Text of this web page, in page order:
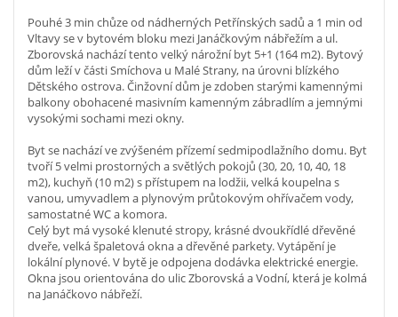
Pouhé 3 min chůze od nádherných Petřínských sadů a 1 min od
Vltavy se v bytovém bloku mezi Janáčkovým nábřežím a ul.
Zborovská nachází tento velký nárožní byt 5+1 (164 m2). Bytový
dům leží v části Smíchova u Malé Strany, na úrovni blízkého
Dětského ostrova. Činžovní dům je zdoben starými kamennými
balkony obohacené masivním kamenným zábradlím a jemnými
vysokými sochami mezi okny.
Byt se nachází ve zvýšeném přízemí sedmipodlažního domu. Byt
tvoří 5 velmi prostorných a světlých pokojů (30, 20, 10, 40, 18
m2), kuchyň (10 m2) s přístupem na lodžii, velká koupelna s
vanou, umyvadlem a plynovým průtokovým ohřívačem vody,
samostatné WC a komora.
Celý byt má vysoké klenuté stropy, krásné dvoukřídlé dřevěné
dveře, velká špaletová okna a dřevěné parkety. Vytápění je
lokální plynové. V bytě je odpojena dodávka elektrické energie.
Okna jsou orientována do ulic Zborovská a Vodní, která je kolmá
na Janáčkovo nábřeží.